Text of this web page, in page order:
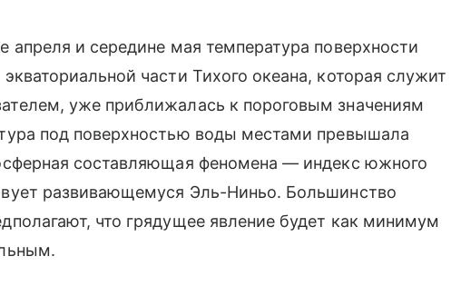
и середине мая температура поверхности
части Тихого океана, которая служит
уже приближалась к пороговым значениям
под поверхностью воды местами превышала
составляющая феномена — индекс южного
развивающемуся Эль-Ниньо. Большинство
что грядущее явление будет как минимум